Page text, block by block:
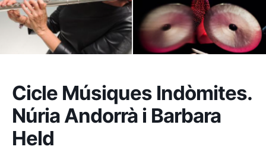
Cicle Músiques Indòmites.
Núria Andorrà i Barbara
Held